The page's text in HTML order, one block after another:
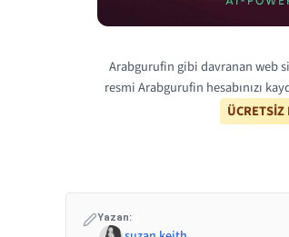
Arabgurufin gibi davranan web
resmi Arabgurufin hesabınızı
Yazan: